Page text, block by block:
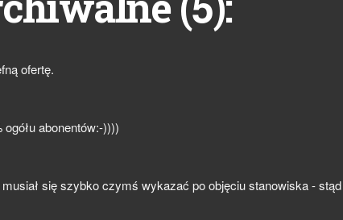
ofertę.
abonentów:-))))
się szybko czymś wykazać po objęciu stanowiska - stąd